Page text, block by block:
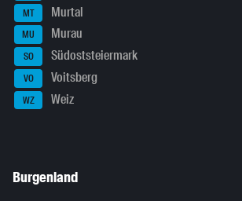
MT Murtal
MU Murau
SO Südoststeiermark
VO Voitsberg
WZ Weiz
Burgenland